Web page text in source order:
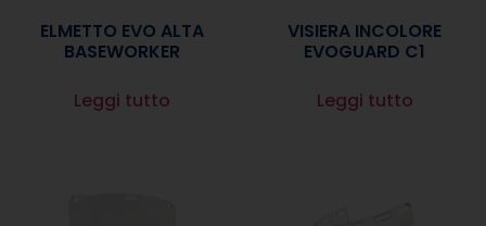
ELMETTO EVO ALTA
BASEWORKER
Leggi tutto
VISIERA INCOLORE
EVOGUARD C1
Leggi tutto